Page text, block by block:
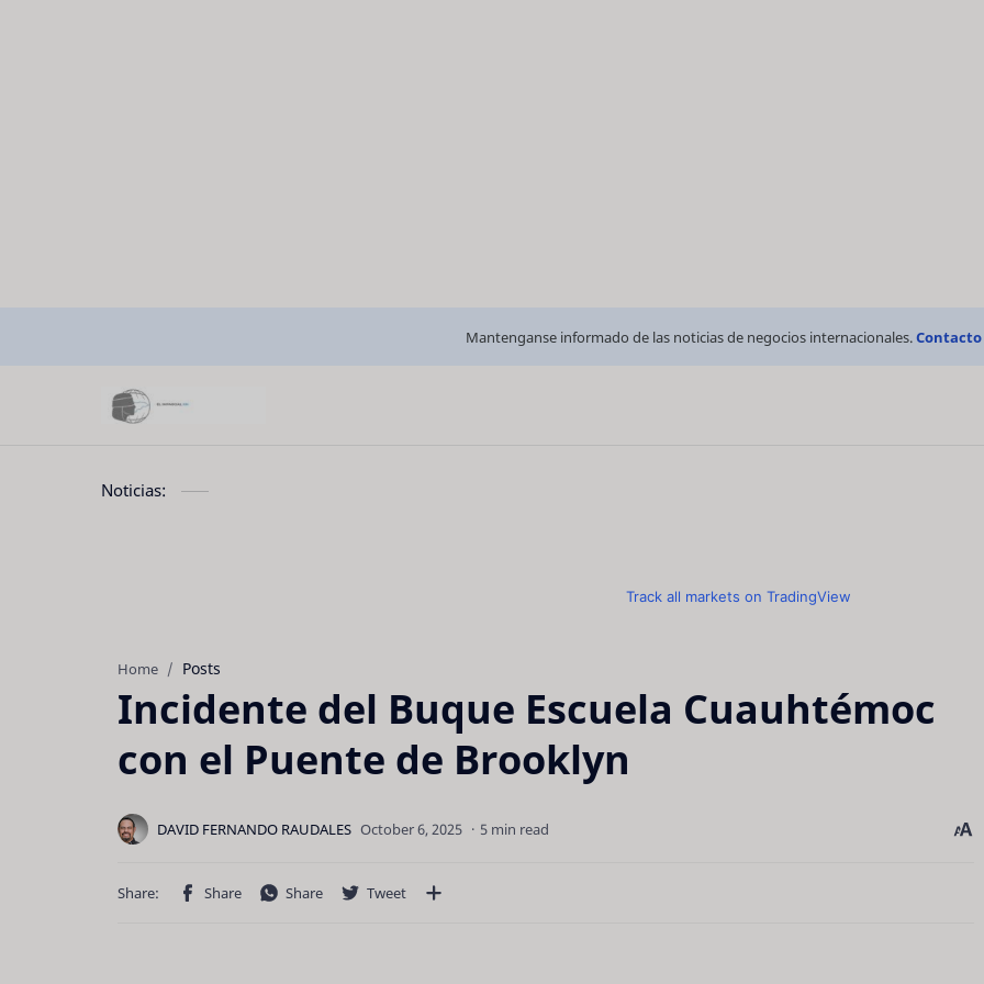
Mantenganse informado de las noticias de negocios internacionales.Contacto
Noticias:
Track all markets on TradingView
Home Posts
Incidente del Buque Escuela Cuauhtémoc
con el Puente de Brooklyn
5 min read